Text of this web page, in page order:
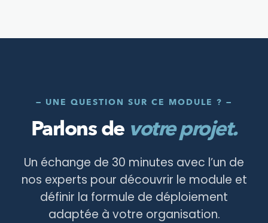
— UNE QUESTION SUR CE MODULE ? —
Parlons de votre projet.
Un échange de 30 minutes avec l’un de
nos experts pour découvrir le module et
définir la formule de déploiement
adaptée à votre organisation.